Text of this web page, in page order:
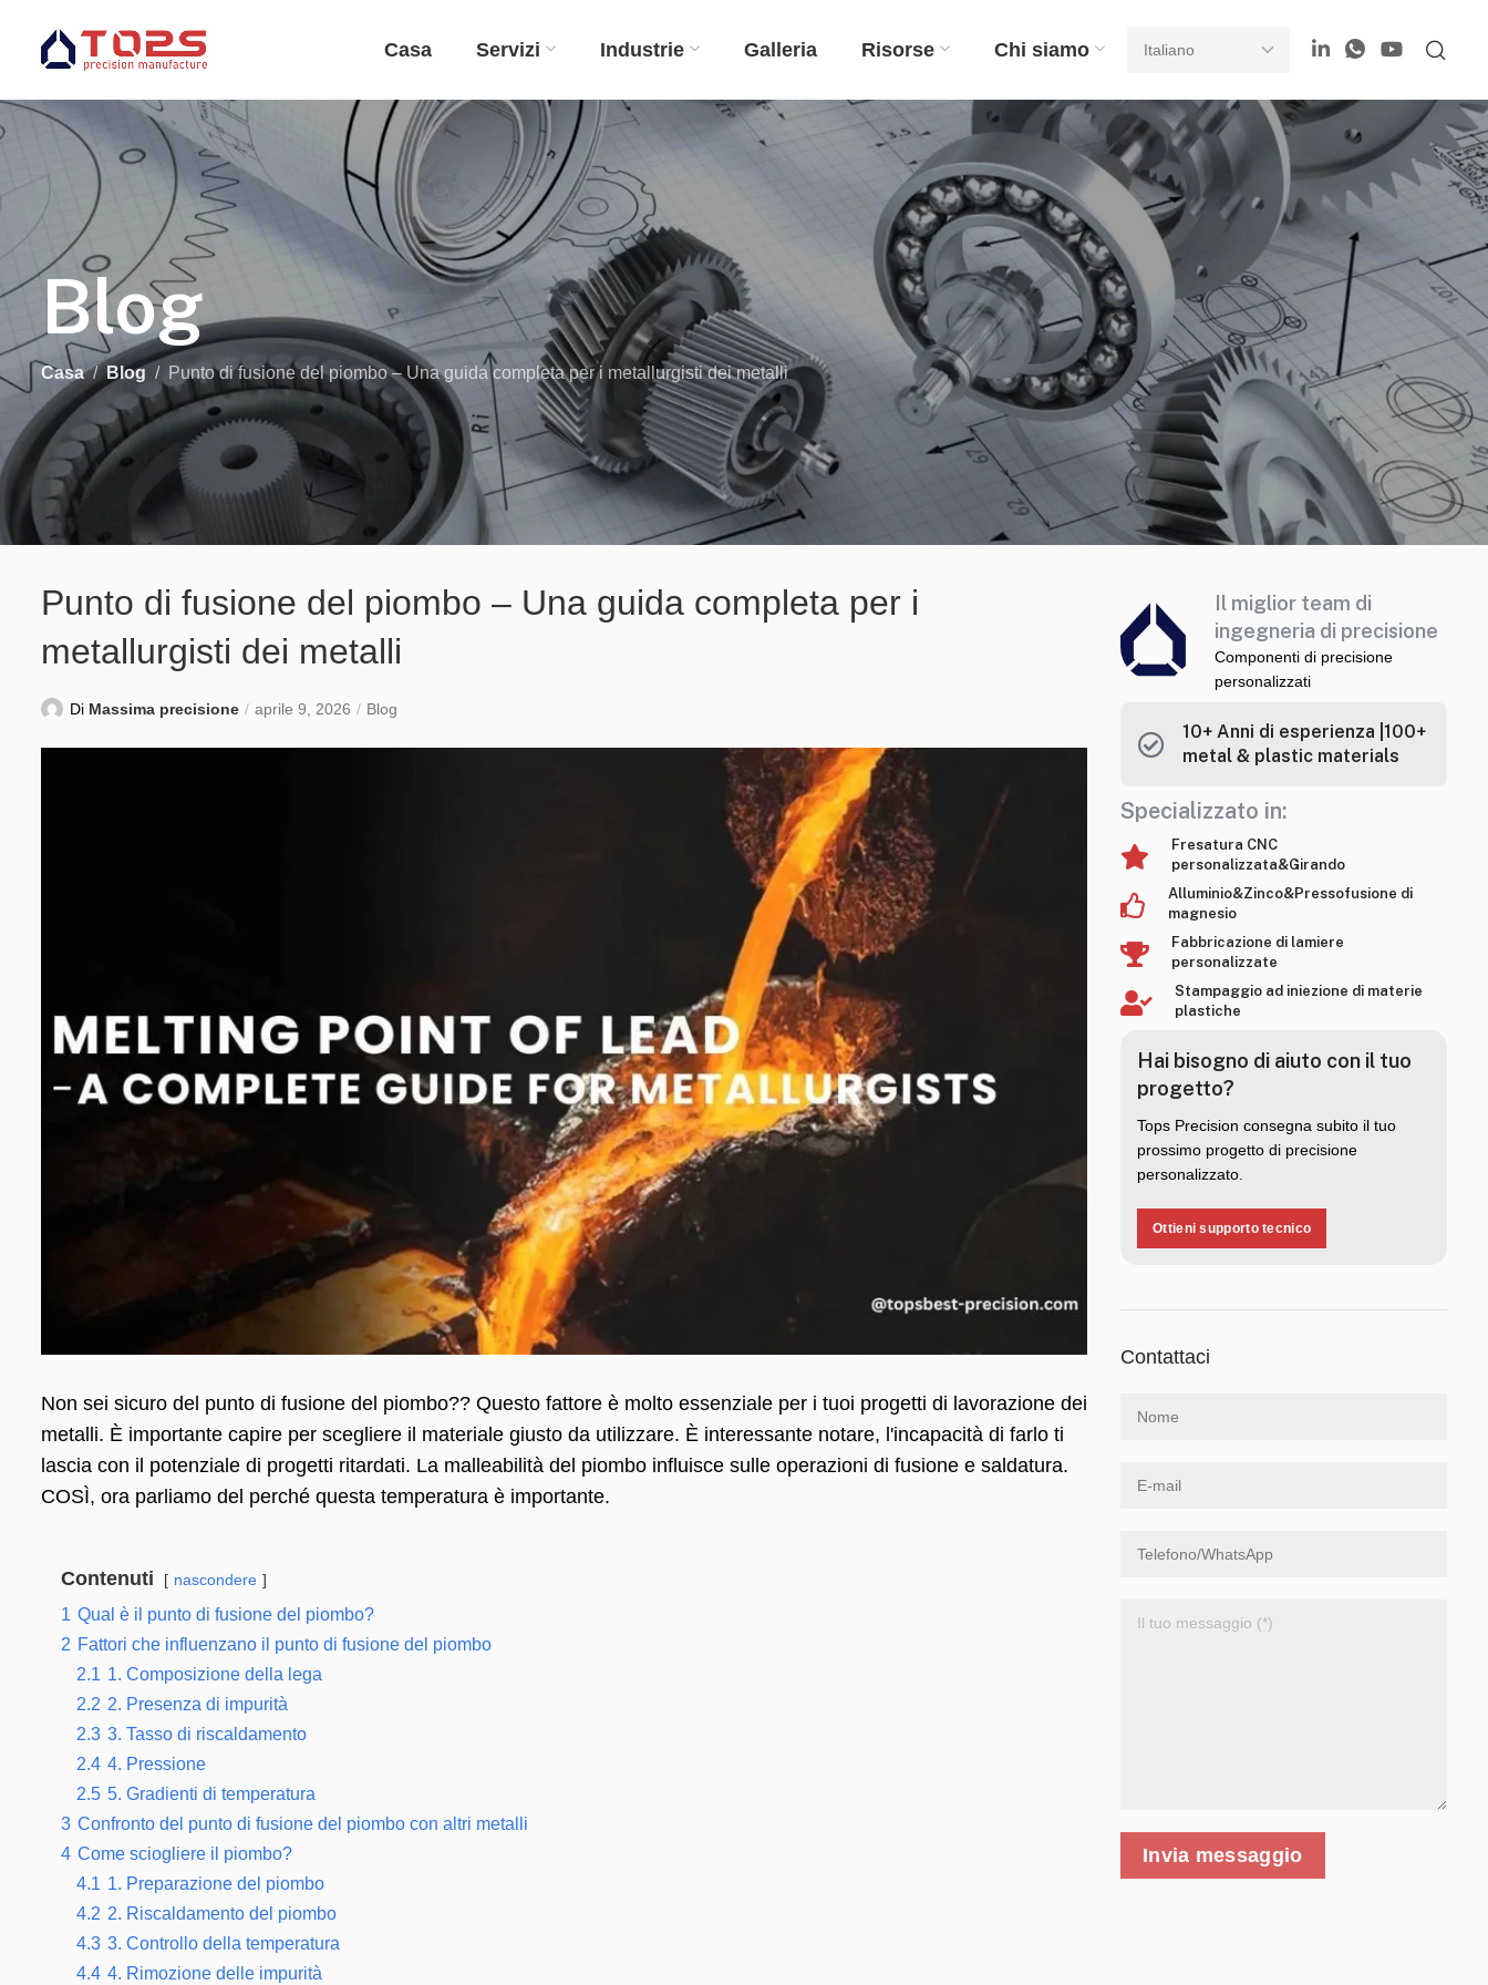
Casa Servizi Industrie Galleria Risorse Chi siamo
Blog
Casa Blog Punto di fusione del piombo – Una guida completa per i metallurgisti dei metalli
Punto di fusione del piombo – Una guida completa per i
metallurgisti dei metalli
Di Massima precisione aprile 9, 2026 Blog
Non sei sicuro del punto di fusione del piombo?? Questo fattore è molto essenziale per i tuoi progetti di lavorazione dei
metalli. È importante capire per scegliere il materiale giusto da utilizzare. È interessante notare, l'incapacità di farlo ti
lascia con il potenziale di progetti ritardati. La malleabilità del piombo influisce sulle operazioni di fusione e saldatura.
COSÌ, ora parliamo del perché questa temperatura è importante.
Contenuti nascondere
1 Qual è il punto di fusione del piombo?
2 Fattori che influenzano il punto di fusione del piombo
2.1 1. Composizione della lega
2.2 2. Presenza di impurità
2.3 3. Tasso di riscaldamento
2.4 4. Pressione
2.5 5. Gradienti di temperatura
3 Confronto del punto di fusione del piombo con altri metalli
4 Come sciogliere il piombo?
4.1 1. Preparazione del piombo
4.2 2. Riscaldamento del piombo
4.3 3. Controllo della temperatura
4.4 4. Rimozione delle impurità
Il miglior team di
ingegneria di precisione
Componenti di precisione
personalizzati
10+ Anni di esperienza |100+
metal & plastic materials
Specializzato in:
Fresatura CNC
personalizzata&Girando
Alluminio&Zinco&Pressofusione di
magnesio
Fabbricazione di lamiere
personalizzate
Stampaggio ad iniezione di materie
plastiche
Hai bisogno di aiuto con il tuo
progetto?
Tops Precision consegna subito il tuo
prossimo progetto di precisione
personalizzato.
Ottieni supporto tecnico
Contattaci